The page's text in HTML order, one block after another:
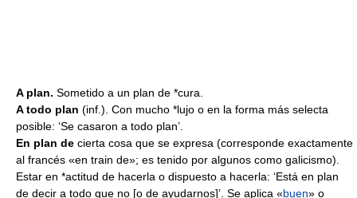
A plan. Sometido a un plan de *cura.
A todo plan (inf.). Con mucho *lujo o en la forma más selecta
posible: ‘Se casaron a todo plan’.
En plan de cierta cosa que se expresa (corresponde exactamente
al francés «en train de»; es tenido por algunos como galicismo).
Estar en *actitud de hacerla o dispuesto a hacerla: ‘Está en plan
de decir a todo que no [o de ayudarnos]’. Se aplica «buen» o